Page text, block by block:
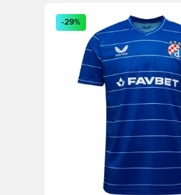
Megnyit egy modált a
-29%